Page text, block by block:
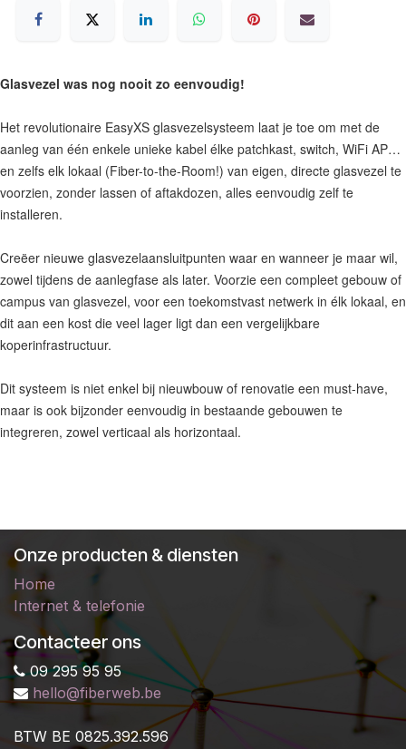
Glasvezel was nog nooit zo eenvoudig!
Het revolutionaire EasyXS glasvezelsysteem laat je toe om met de
aanleg van één enkele unieke kabel élke patchkast, switch, WiFi AP…
en zelfs elk lokaal (Fiber-to-the-Room!) van eigen, directe glasvezel te
voorzien, zonder lassen of aftakdozen, alles eenvoudig zelf te
installeren.
Creëer nieuwe glasvezelaansluitpunten waar en wanneer je maar wil,
zowel tijdens de aanlegfase als later. Voorzie een compleet gebouw of
campus van glasvezel, voor een toekomstvast netwerk in élk lokaal, en
dit aan een kost die veel lager ligt dan een vergelijkbare
koperinfrastructuur.
Dit systeem is niet enkel bij nieuwbouw of renovatie een must-have,
maar is ook bijzonder eenvoudig in bestaande gebouwen te
integreren, zowel verticaal als horizontaal.
Onze producten & diensten
Home
Internet & telefonie
Contacteer ons
09 295 95 95
hello@fiberweb.be
BTW BE 0825.392.596